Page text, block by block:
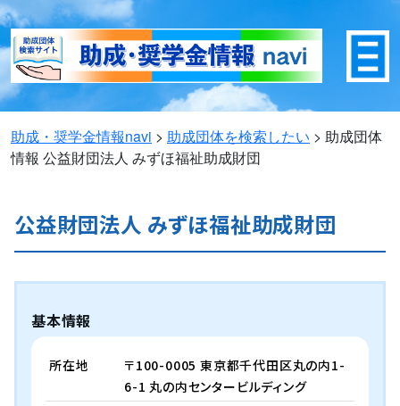
助成・奨学金情報navi > 助成団体を検索したい > 助成団体
情報 公益財団法人 みずほ福祉助成財団
公益財団法人 みずほ福祉助成財団
基本情報
所在地
〒100-0005 東京都千代田区丸の内1-
6-1 丸の内センタービルディング